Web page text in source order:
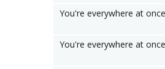
You're everywhere at
You're everywhere at